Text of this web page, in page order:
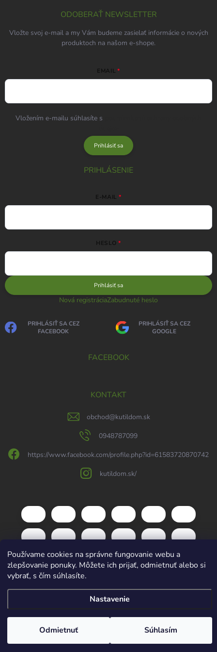
Používame cookies na správne fungovanie webu a
zlepšovanie ponuky. Môžete ich prijať, odmietnuť alebo si
vybrať, s čím súhlasíte.
Nastavenie
Odmietnuť Súhlasím
ODOBERAŤ NEWSLETTER
Vložte svoj e-mail a my Vám budeme zasielať informácie o nových
produktoch na našom e-shope.
EMAIL
Vložením e-mailu súhlasíte s
Prihlásiť sa
PRIHLÁSENIE
E-MAIL
HESLO
Prihlásiť sa
Nová registráciaZabudnuté heslo
PRIHLÁSIŤ SA CEZ
FACEBOOK
PRIHLÁSIŤ SA CEZ
GOOGLE
FACEBOOK
KONTAKT
obchod@kutildom.sk
0948787099
https://www.facebook.com/profile.php?id=61583720870742
kutildom.sk/
Vytvoril Shoptet
. Všetky práva vyhradené.
cookies